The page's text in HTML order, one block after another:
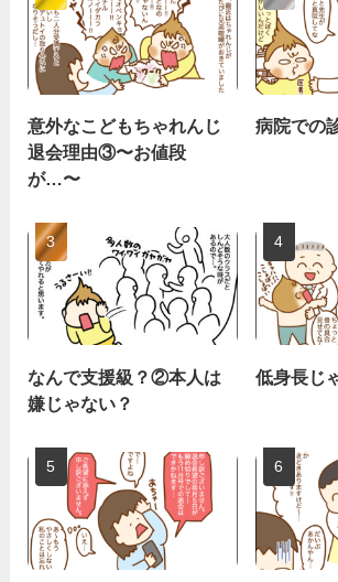
意外なこどもちゃれんじ
退会理由③〜お値段
が…〜
病院での
なんで支援級？②本人は
嫌じゃない？
低身長じ